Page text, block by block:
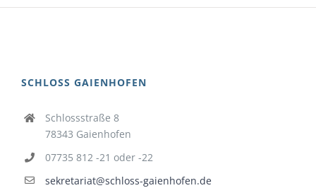
SCHLOSS GAIENHOFEN
Schlossstraße 8
78343 Gaienhofen
07735 812 -21 oder -22
sekretariat@schloss-gaienhofen.de